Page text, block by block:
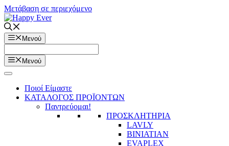
Μετάβαση σε περιεχόμενο
Μενού
Μενού
Ποιοί Είμαστε
ΚΑΤΑΛΟΓΟΣ ΠΡΟΪΟΝΤΩΝ
Παντρεύομαι!
ΠΡΟΣΚΛΗΤΗΡΙΑ
LAVLY
BINIATIAN
EVAPLEX